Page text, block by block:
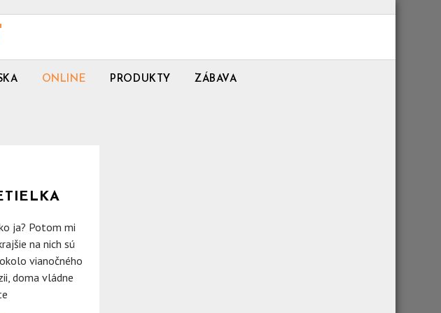
ONLINE PRODUKTY ZÁBAVA
ja? Potom mi
na nich sú
vianočného
doma vládne